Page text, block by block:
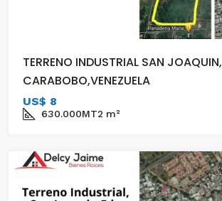
TERRENO INDUSTRIAL SAN JOAQUIN,
CARABOBO,VENEZUELA
US$ 8
630.000MT2 m²